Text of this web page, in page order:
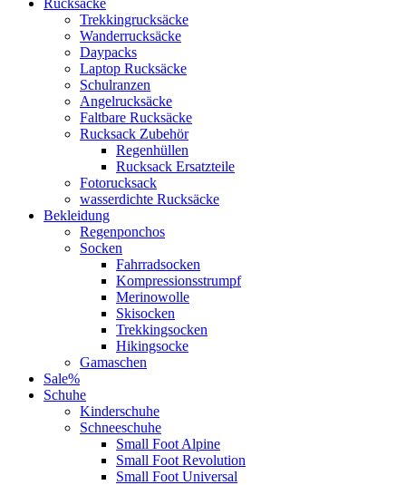
Trekkingrucksäcke
Wanderrucksäcke
Daypacks
Laptop Rucksäcke
Schulranzen
Angelrucksäcke
Faltbare Rucksäcke
Rucksack Zubehör
Regenhüllen
Rucksack Ersatzteile
Fotorucksack
wasserdichte Rucksäcke
Bekleidung
Regenponchos
Socken
Fahrradsocken
Kompressionsstrumpf
Merinowolle
Skisocken
Trekkingsocken
Hikingsocke
Gamaschen
Sale%
Schuhe
Kinderschuhe
Schneeschuhe
Small Foot Alpine
Small Foot Revolution
Small Foot Universal